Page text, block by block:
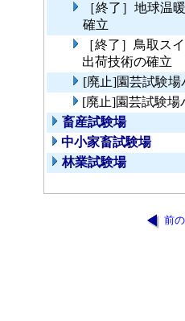
［終了］地球温
確立
［終了］鳥取ス
出荷技術の確立
[廃止]園芸試験
[廃止]園芸試験場
畜産試験場
中小家畜試験場
林業試験場
前